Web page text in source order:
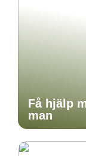
Få hjälp
man